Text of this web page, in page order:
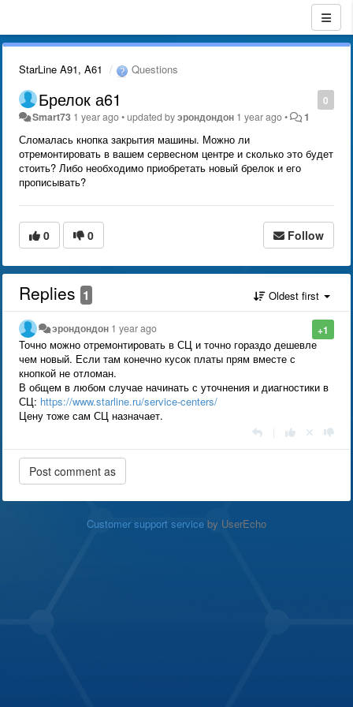
StarLine A91, A61 Questions
0
Брелок а61
Smart73 1 year ago•updated byэрондондон 1 year ago• 1
Сломалась кнопка закрытия машины. Можно ли
отремонтировать в вашем сервесном центре и сколько это будет
стоить? Либо необходимо приобретать новый брелок и его
прописывать?
0 0 Follow
Replies 1 Oldest first
+1
эрондондон 1 year ago
Точно можно отремонтировать в СЦ и точно гораздо дешевле
чем новый. Если там конечно кусок платы прям вместе с
кнопкой не отломан.
В общем в любом случае начинать с уточнения и диагностики в
СЦ: https://www.starline.ru/service-centers/
Цену тоже сам СЦ назначает.
Customer support service by UserEcho